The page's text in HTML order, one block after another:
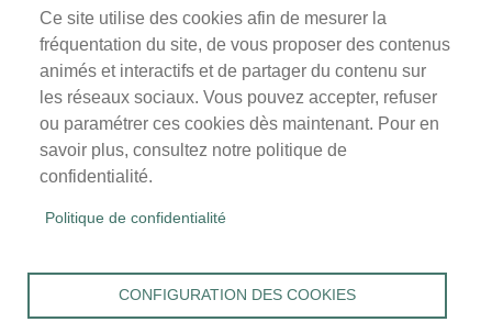
Ce site utilise des cookies afin de mesurer la
fréquentation du site, de vous proposer des contenus
animés et interactifs et de partager du contenu sur
les réseaux sociaux. Vous pouvez accepter, refuser
ou paramétrer ces cookies dès maintenant. Pour en
savoir plus, consultez notre politique de
confidentialité.
Politique de confidentialité
CONFIGURATION DES COOKIES
Mairie de Survilliers
3 rue de la Liberté
95470 Survilliers
Tél. 01 34 68 26 00
mercredi, samedi : 9h-12h
Menu
Accueil
Mentions légales